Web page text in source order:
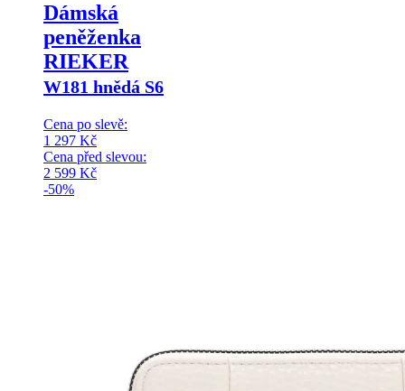
Dámská
peněženka
RIEKER
W181 hnědá S6
Cena po slevě:
1 297 Kč
Cena před slevou:
2 599 Kč
-50%